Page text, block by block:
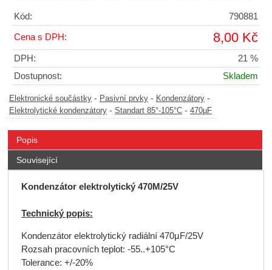
Kód: 790881
Cena s DPH: 8,00 Kč
DPH:
21 %
Dostupnost:
Skladem
Elektronické součástky - Pasivní prvky - Kondenzátory -
Elektrolytické kondenzátory - Standart 85°-105°C - 470µF
Popis
Související
Kondenzátor elektrolytický 470M/25V
Technický popis:
Kondenzátor elektrolytický radiální 470µF/25V
Rozsah pracovních teplot: -55..+105°C
Tolerance: +/-20%